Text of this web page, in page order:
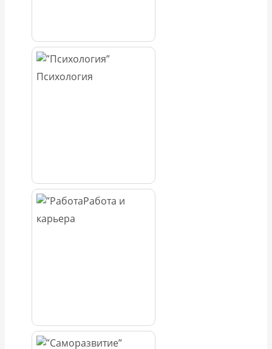
Психология
Работа и
карьера